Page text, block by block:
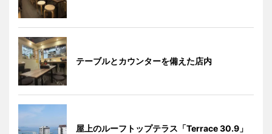
テーブルとカウンターを備えた店内
屋上のルーフトップテラス「Terrace 30.9」